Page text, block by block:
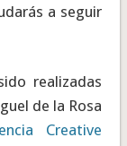
a seguir
realizadas
de la Rosa
Creative